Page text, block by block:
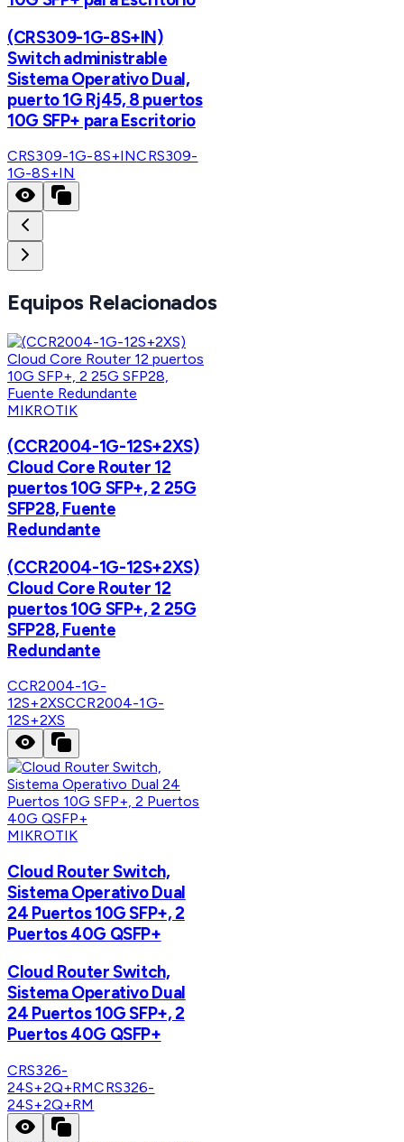
(CRS309-1G-8S+IN)
Switch administrable
Sistema Operativo Dual,
puerto 1G Rj45, 8 puertos
10G SFP+ para Escritorio
CRS309-1G-8S+INCRS309-
1G-8S+IN
Equipos Relacionados
MIKROTIK
(CCR2004-1G-12S+2XS)
Cloud Core Router 12
puertos 10G SFP+, 2 25G
SFP28, Fuente
Redundante
(CCR2004-1G-12S+2XS)
Cloud Core Router 12
puertos 10G SFP+, 2 25G
SFP28, Fuente
Redundante
CCR2004-1G-
12S+2XSCCR2004-1G-
12S+2XS
MIKROTIK
Cloud Router Switch,
Sistema Operativo Dual
24 Puertos 10G SFP+, 2
Puertos 40G QSFP+
Cloud Router Switch,
Sistema Operativo Dual
24 Puertos 10G SFP+, 2
Puertos 40G QSFP+
CRS326-
24S+2Q+RMCRS326-
24S+2Q+RM